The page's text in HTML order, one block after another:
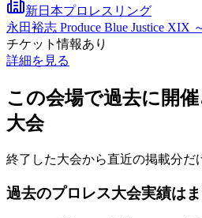
新日本プロレスリング
永田裕志 Produce Blue Justice XIX
チケット情報あり
詳細を見る
この会場で過去に開
大会
終了した大会から直近の掲載分だ
過去のプロレス大会実績は